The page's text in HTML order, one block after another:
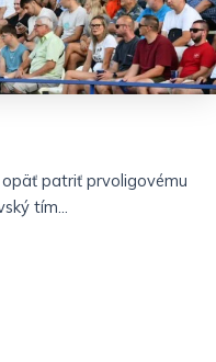
opäť patriť prvoligovému
tím...